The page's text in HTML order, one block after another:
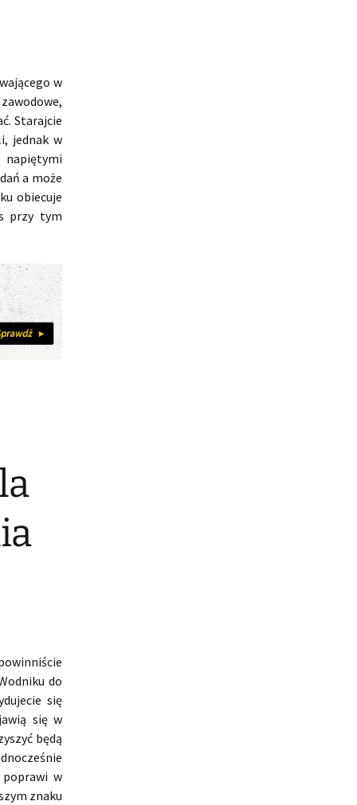
w
Starajcie
jednak w
napiętymi
a może
obiecuje
przy tym
do
się
się w
będą
w
znaku